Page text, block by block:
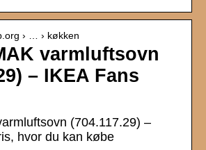
› … › køkken
varmluftsovn
– IKEA Fans
(704.117.29) –
hvor du kan købe